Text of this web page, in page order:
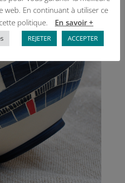
web. En continuant à utiliser ce
politique.
En savoir +
REJETER ACCEPTER